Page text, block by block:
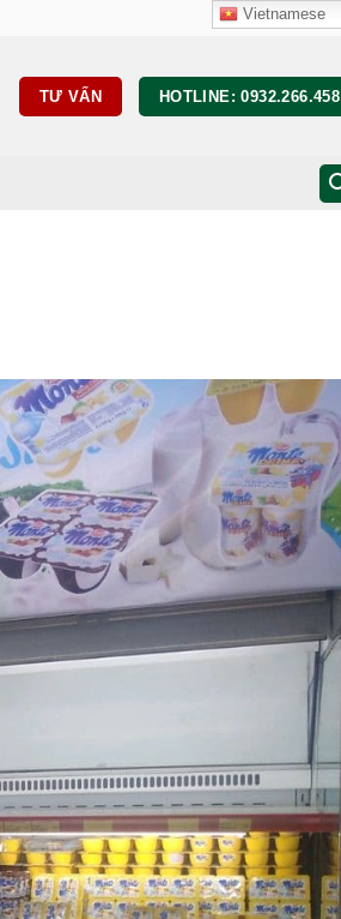
TƯ VẤN HOTLINE: 0932.266.458
Vietnamese